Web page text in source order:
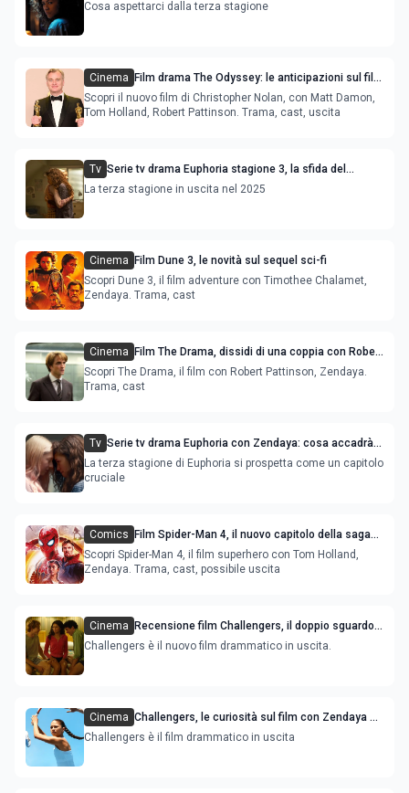
Cosa aspettarci dalla terza stagione
Cinema
Film drama The Odyssey: le anticipazioni sul film
e sulla trama, diretto da Christopher Nolan
Scopri il nuovo film di Christopher Nolan, con Matt Damon,
Tom Holland, Robert Pattinson. Trama, cast, uscita
Tv Serie tv drama Euphoria stagione 3, la sfida del
personaggio interpretato da Zendaya
La terza stagione in uscita nel 2025
Cinema
Film Dune 3, le novità sul sequel sci-fi
Scopri Dune 3, il film adventure con Timothee Chalamet,
Zendaya. Trama, cast
Cinema
Film The Drama, dissidi di una coppia con Robert
Pattinson e Zendaya
Scopri The Drama, il film con Robert Pattinson, Zendaya.
Trama, cast
Tv Serie tv drama Euphoria con Zendaya: cosa accadrà
nella terza stagione
La terza stagione di Euphoria si prospetta come un capitolo
cruciale
Comics
Film Spider-Man 4, il nuovo capitolo della saga
nel 2025
Scopri Spider-Man 4, il film superhero con Tom Holland,
Zendaya. Trama, cast, possibile uscita
Cinema
Recensione film Challengers, il doppio sguardo
di Zendaya
Challengers è il nuovo film drammatico in uscita.
Cinema Challengers, le curiosità sul film con Zendaya e
Josh O’Connor
Challengers è il film drammatico in uscita